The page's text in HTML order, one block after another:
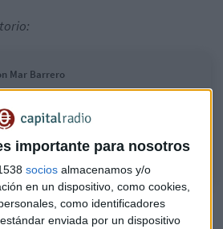
importante para nosotros
socios almacenamos y/o
en un dispositivo, como cookies,
como identificadores
enviada por un dispositivo
Mar Barrero
Banca, Mar Barrero, examina fondos
variable y sectores de energía y tecnología,